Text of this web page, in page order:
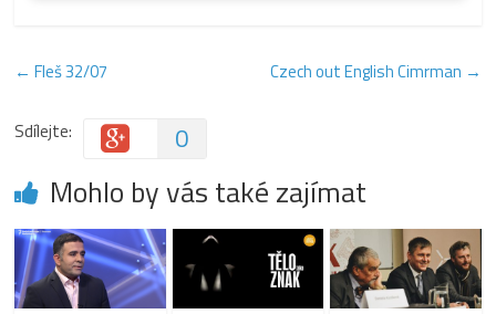
← Fleš 32/07 Czech out English Cimrman →
Sdílejte: 0
Mohlo by vás také zajímat